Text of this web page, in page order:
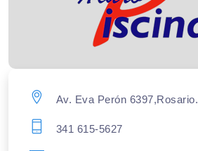
Av. Eva Perón 6397,Rosario.
341 615-5627